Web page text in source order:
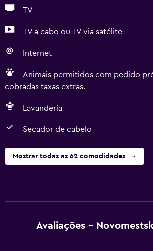
TV
TV a cabo ou TV via satélite
Internet
Animais permitidos com pedido
cobradas taxas extras.
Lavanderia
Secador de cabelo
Mostrar todas as 62 comodidades
Avaliações -